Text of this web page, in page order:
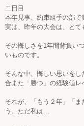
二日目
本年見事、約束組手の部で
実は、昨年の大会は、とて
その悔しさを1年間背負い
いものです。
そんな中、悔しい思いを
合また「勝つ」の経験値レ
それが、「もう２年」「
う。ただ私は…